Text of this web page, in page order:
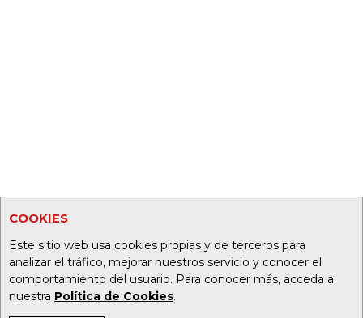
COOKIES
Este sitio web usa cookies propias y de terceros para
analizar el tráfico, mejorar nuestros servicio y conocer el
comportamiento del usuario. Para conocer más, acceda a
nuestra Política de Cookies.